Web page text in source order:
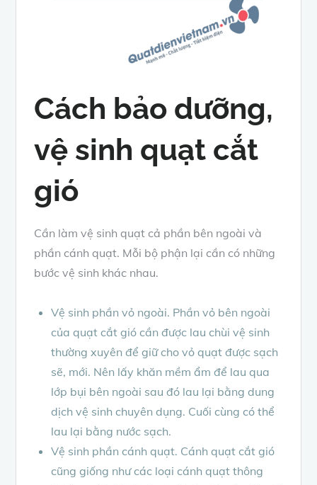
Cách bảo dưỡng,
vệ sinh quạt cắt
gió
Cần làm vệ sinh quạt cả phần bên ngoài và
phần cánh quạt. Mỗi bộ phận lại cần có những
bước vệ sinh khác nhau.
Vệ sinh phần vỏ ngoài. Phần vỏ bên ngoài
của quạt cắt gió cần được lau chùi vệ sinh
thường xuyên để giữ cho vỏ quạt được sạch
sẽ, mới. Nên lấy khăn mềm ẩm để lau qua
lớp bụi bên ngoài sau đó lau lại bằng dung
dịch vệ sinh chuyên dụng. Cuối cùng có thể
lau lại bằng nước sạch.
Vệ sinh phần cánh quạt. Cánh quạt cắt gió
cũng giống như các loại cánh quạt thông